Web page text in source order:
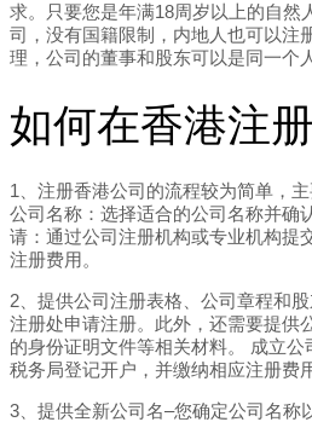
求。只要您是年满18周岁以上的自然
司，没有国籍限制，内地人也可以注
理，公司的董事和股东可以是同一个
如何在香港注
1、注册香港公司的流程较为简单，
公司名称：选择适合的公司名称并确
请：通过公司注册机构或专业机构提
注册费用。
2、提供公司注册表格、公司章程和
注册处申请注册。此外，还需要提供
的身份证明文件等相关材料。 成立
税务局登记开户，并缴纳相应注册费
3、提供全新公司名–您确定公司名称